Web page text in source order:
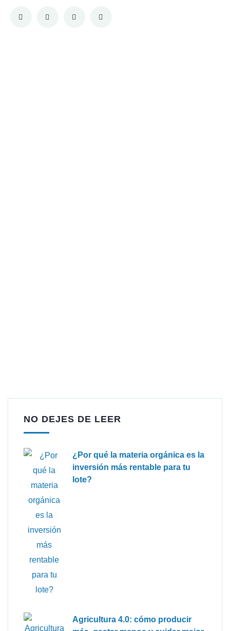
NO DEJES DE LEER
¿Por qué la materia orgánica es la
inversión más rentable para tu
lote?
Agricultura 4.0: cómo producir